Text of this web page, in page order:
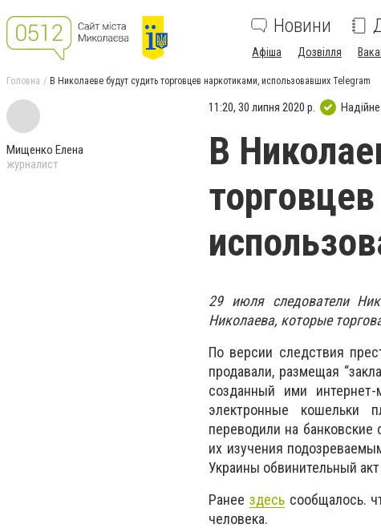
Новини
Афіша Дозвілля
Головна В Николаеве будут судить торговцев наркотиками, использовавших Telegram
Мищенко Елена
журналист
11:20, 30 липня 2020 р.
В
29 июля следователи
Николаева, которые
По версии следствия
продавали, размещая
созданный ими
электронные кошельки
переводили на банковские
их изучения
Украины обвинительный
Ранее здесьсообщалось.
человека.